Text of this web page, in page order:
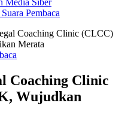
Media Siber
Pembaca
Coaching Clinic (CLCC)
Merata
Coaching Clinic
Wujudkan